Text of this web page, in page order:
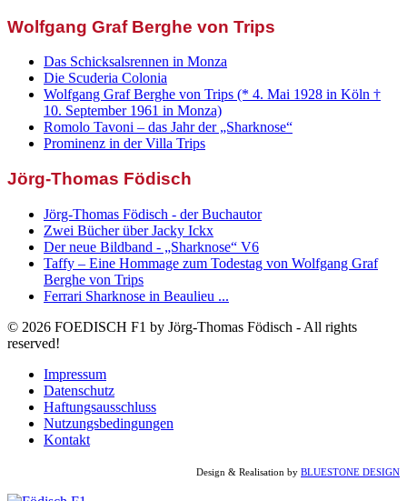
Wolfgang Graf Berghe von Trips
Das Schicksalsrennen in Monza
Die Scuderia Colonia
Wolfgang Graf Berghe von Trips (* 4. Mai 1928 in Köln †
10. September 1961 in Monza)
Romolo Tavoni – das Jahr der „Sharknose“
Prominenz in der Villa Trips
Jörg-Thomas Födisch
Jörg-Thomas Födisch - der Buchautor
Zwei Bücher über Jacky Ickx
Der neue Bildband - „Sharknose“ V6
Taffy – Eine Hommage zum Todestag von Wolfgang Graf
Berghe von Trips
Ferrari Sharknose in Beaulieu ...
© 2026 FOEDISCH F1 by Jörg-Thomas Födisch - All rights
reserved!
Impressum
Datenschutz
Haftungsausschluss
Nutzungsbedingungen
Kontakt
Design & Realisation by BLUESTONE DESIGN